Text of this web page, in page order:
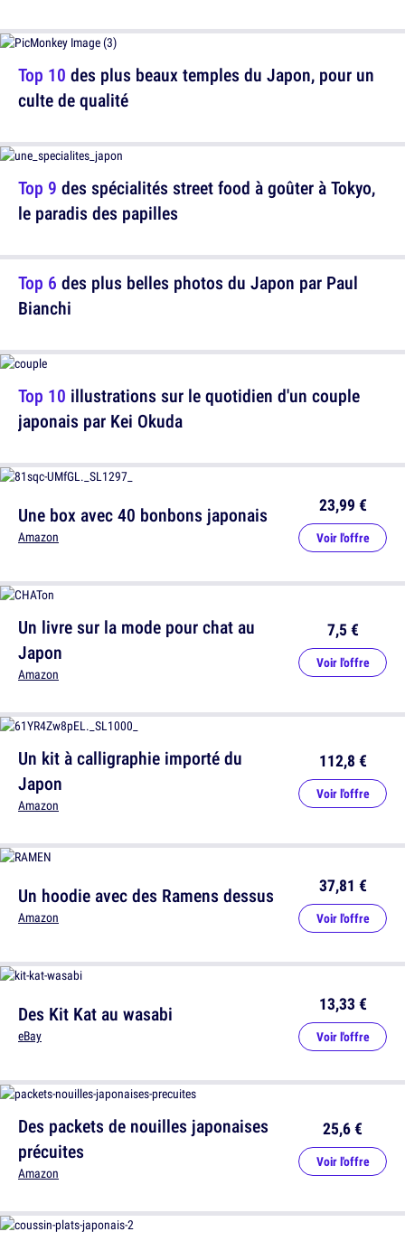
Top 10 des plus beaux temples du Japon, pour un
culte de qualité
Top 6 des plus belles photos du Japon par Paul
Bianchi
Une box avec 40 bonbons japonais
Amazon
23,99 €
Voir l'offre
Un kit à calligraphie importé du
Japon
Amazon
112,8 €
Voir l'offre
Des Kit Kat au wasabi
eBay
13,33 €
Voir l'offre
Top 9 des spécialités street food à goûter à Tokyo,
le paradis des papilles
Top 10 illustrations sur le quotidien d'un couple
japonais par Kei Okuda
Un livre sur la mode pour chat au
Japon
Amazon
7,5 €
Voir l'offre
Un hoodie avec des Ramens dessus
Amazon
37,81 €
Voir l'offre
Des packets de nouilles japonaises
précuites
Amazon
25,6 €
Voir l'offre